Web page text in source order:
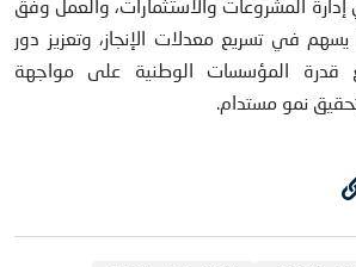
المشروعات والاستثمارات، والعمل وفق
يسهم في تسريع معدلات الإنجاز، وتعزيز دور
قدرة المؤسسات الوطنية على مواجهة
نمو مستدام.